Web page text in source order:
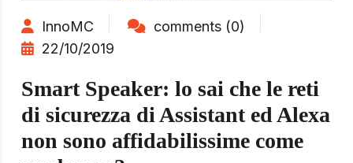
InnoMC
comments (0)
22/10/2019
Smart Speaker: lo sai che le reti
di sicurezza di Assistant ed Alexa
non sono affidabilissime come